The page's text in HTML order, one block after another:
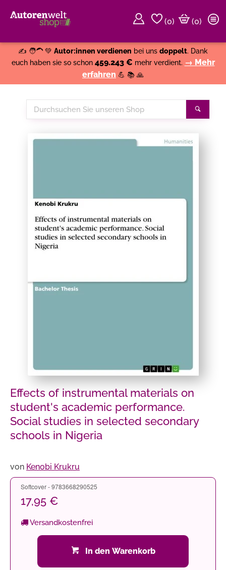
(0)
(0)
✍️ 🧑‍🦱 💚 Autor:innen verdienen bei uns doppelt. Dank
euch haben sie so schon 459.243 € mehr verdient. → Mehr
erfahren 💪 📚 🙏
Durchsuchen
Sie
Shop
Effects of instrumental materials on
student's academic performance.
Social studies in selected secondary
schools in Nigeria
von Kenobi Krukru
Softcover - 9783668290525
17,95 €
Versandkostenfrei
In den Warenkorb